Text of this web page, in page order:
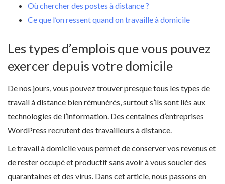
Où chercher des postes à distance ?
Ce que l’on ressent quand on travaille à domicile
Les types d’emplois que vous pouvez
exercer depuis votre domicile
De nos jours, vous pouvez trouver presque tous les types de
travail à distance bien rémunérés, surtout s’ils sont liés aux
technologies de l’information. Des centaines d’entreprises
WordPress recrutent des travailleurs à distance.
Le travail à domicile vous permet de conserver vos revenus et
de rester occupé et productif sans avoir à vous soucier des
quarantaines et des virus. Dans cet article, nous passons en